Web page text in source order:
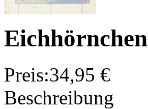
Eichhörnchen
Preis:34,95 €
Beschreibung